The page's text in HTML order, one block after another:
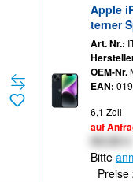
Apple
terner
532 x
- front
Art. Nr.:
OEM-Nr.
EAN:
6,1 Zoll
auf
XX,XX €
Bitte
Preise